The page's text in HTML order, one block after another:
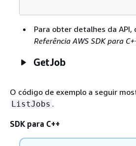
Para obter detalhes da API,
Referência AWS SDK para
GetJob
O código de exemplo a seguir
ListJobs .
SDK para C++